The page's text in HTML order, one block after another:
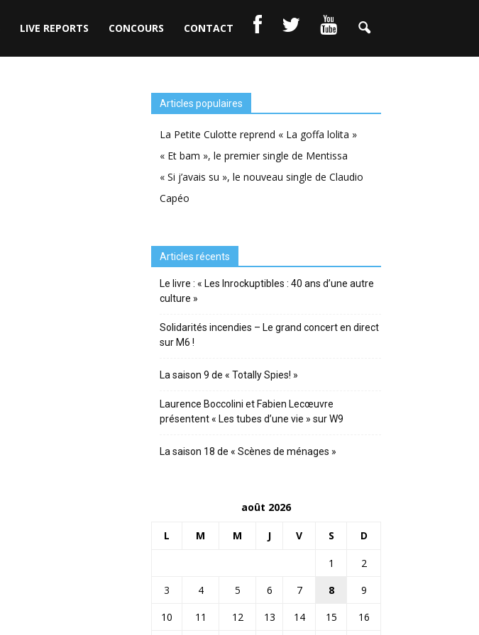
LIVE REPORTS CONCOURS CONTACT
Articles populaires
La Petite Culotte reprend « La goffa lolita »
« Et bam », le premier single de Mentissa
« Si j’avais su », le nouveau single de Claudio
Capéo
Articles récents
Le livre : « Les Inrockuptibles : 40 ans d’une autre
culture »
Solidarités incendies – Le grand concert en direct
sur M6 !
La saison 9 de « Totally Spies! »
Laurence Boccolini et Fabien Lecœuvre
présentent « Les tubes d’une vie » sur W9
La saison 18 de « Scènes de ménages »
août 2026
L M M J V S D
1
2
3
4 5 6 7 8
9
10
11 12 13 14 15 16